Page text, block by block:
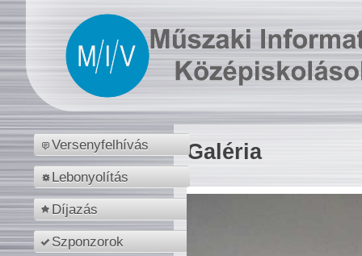
Versenyfelhívás
Lebonyolítás
Díjazás
Szponzorok
Galéria